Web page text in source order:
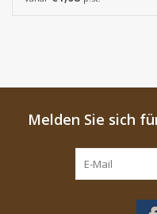
Melden Sie sich